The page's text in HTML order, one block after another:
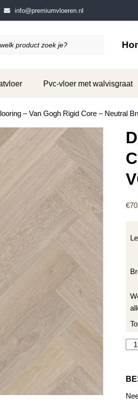
info@premiumvloeren.nl
Pvc-vloer met walvisgraat
– Van Gogh Rigid Core – Neutral
€
Rigid